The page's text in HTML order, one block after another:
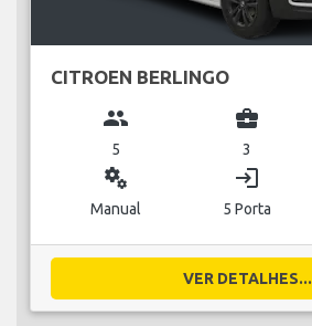
CITROEN BERLINGO
group
5
business_center
3
miscellaneous_services
Manual
login
5 Porta
VER DETALHES...